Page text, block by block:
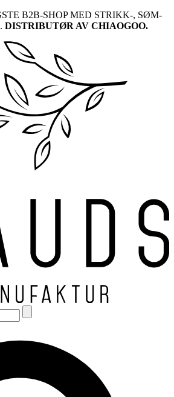
B2B-SHOP MED STRIKK-, SØM-
DISTRIBUTØR AV CHIAOGOO.